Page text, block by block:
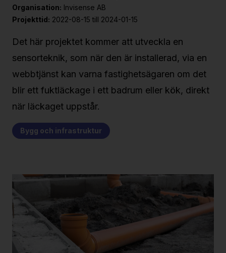
Organisation: Invisense AB
Projekttid: 2022-08-15 till 2024-01-15
Det här projektet kommer att utveckla en
sensorteknik, som när den är installerad, via en
webbtjänst kan varna fastighetsägaren om det
blir ett fuktläckage i ett badrum eller kök, direkt
när läckaget uppstår.
Bygg och infrastruktur